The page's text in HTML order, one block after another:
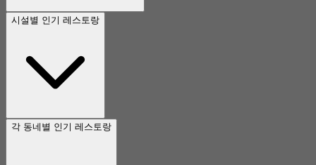
시설별 인기 레스토랑
각 동네별 인기 레스토랑